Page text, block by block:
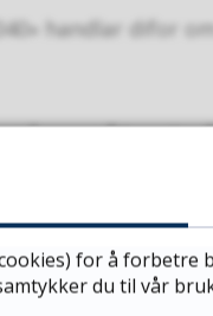
handlar difor
av dei same
av kvarandre og
for å forbetre
du til vår